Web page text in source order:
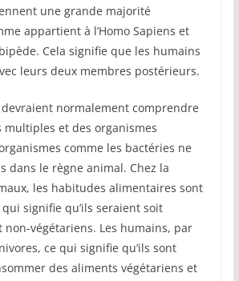
une grande majorité
appartient à l’Homo Sapiens et
Cela signifie que les humains
leurs deux membres postérieurs.
devraient normalement comprendre
multiples et des organismes
comme les bactéries ne
dans le règne animal. Chez la
les habitudes alimentaires sont
signifie qu’ils seraient soit
non-végétariens. Les humains, par
ce qui signifie qu’ils sont
des aliments végétariens et